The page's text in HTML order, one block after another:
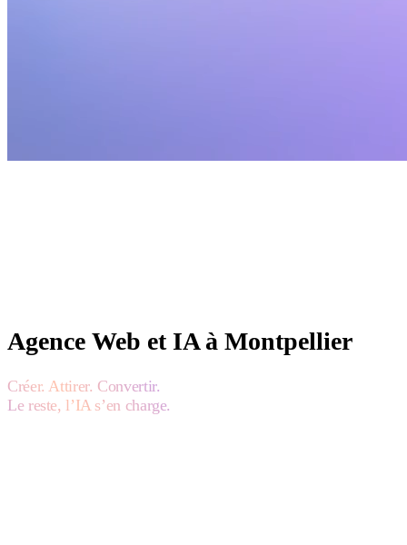
Agence Web et IA à Montpellier
Créer. Attirer. Convertir.
Le reste, l’IA s’en charge.